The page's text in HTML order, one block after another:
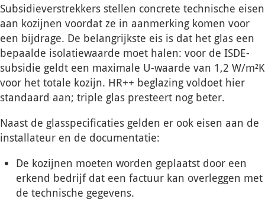
Subsidieverstrekkers stellen concrete technische eisen
aan kozijnen voordat ze in aanmerking komen voor
een bijdrage. De belangrijkste eis is dat het glas een
bepaalde isolatiewaarde moet halen: voor de ISDE-
subsidie geldt een maximale U-waarde van 1,2 W/m²K
voor het totale kozijn. HR++ beglazing voldoet hier
standaard aan; triple glas presteert nog beter.
Naast de glasspecificaties gelden er ook eisen aan de
installateur en de documentatie:
De kozijnen moeten worden geplaatst door een
erkend bedrijf dat een factuur kan overleggen met
de technische gegevens.